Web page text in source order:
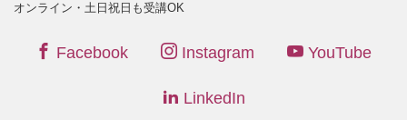
オンライン・土日祝日も受講OK
Facebook Instagram YouTube
LinkedIn